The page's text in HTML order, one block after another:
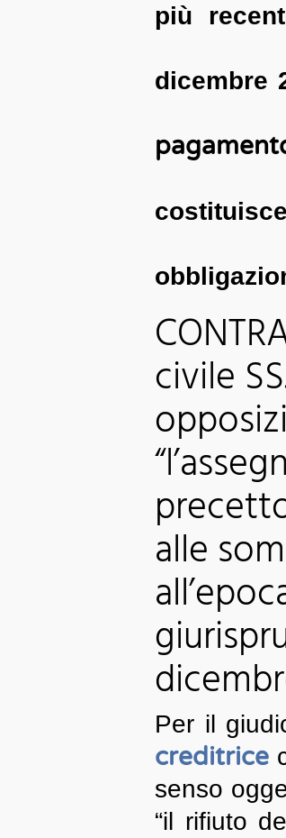
più
dicembre
civile
alle
Per il
creditrice
senso
“il rifiuto